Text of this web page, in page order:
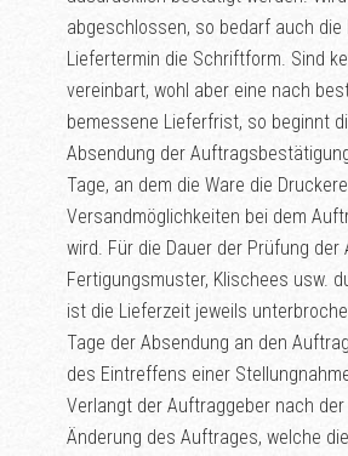
abgeschlossen, so bedarf auch
Liefertermin die Schriftform. Sind
vereinbart, wohl aber eine nach
bemessene Lieferfrist, so beginnt
Absendung der
Tage, an dem die Ware die
Versandmöglichkeiten bei dem
wird. Für die Dauer der Prüfung der
Fertigungsmuster, Klischees usw.
ist die Lieferzeit jeweils
Tage der Absendung an den
des Eintreffens einer
Verlangt der Auftraggeber nach
Änderung des Auftrages, welche